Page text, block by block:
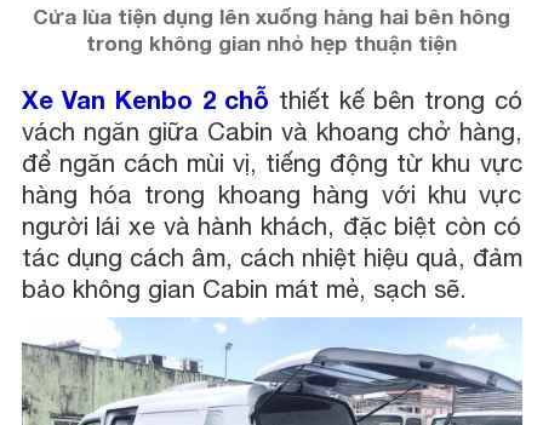
Cửa lùa tiện dụng lên xuống hàng hai bên hông
trong không gian nhỏ hẹp thuận tiện
Xe Van Kenbo 2 chỗ thiết kế bên trong có
vách ngăn giữa Cabin và khoang chở hàng,
để ngăn cách mùi vị, tiếng động từ khu vực
hàng hóa trong khoang hàng với khu vực
người lái xe và hành khách, đặc biệt còn có
tác dụng cách âm, cách nhiệt hiệu quả, đảm
bảo không gian Cabin mát mẻ, sạch sẽ.